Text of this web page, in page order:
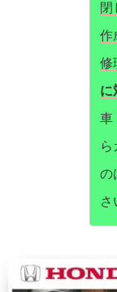
閉
作
修
に
車
ら
の
さ